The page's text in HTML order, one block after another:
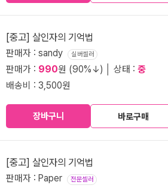
[중고] 살인자의 기억법
판매자 : sandy 실버셀러
판매가 : 990원 (90%↓) │ 상태 : 중
배송비 : 3,500원
장바구니 바로구매
[중고] 살인자의 기억법
판매자 : Paper 전문셀러